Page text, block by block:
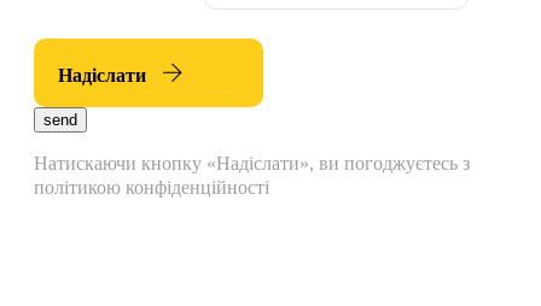
Надіслати
send
Натискаючи кнопку «Надіслати», ви погоджуєтесь з
політикою конфіденційності